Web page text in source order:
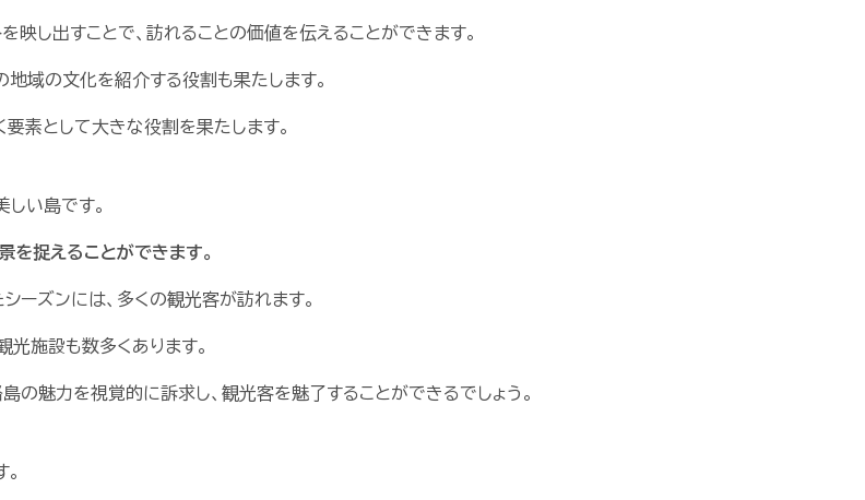
し出すことで、訪れることの価値を伝えることができます。
域の文化を紹介する役割も果たします。
素として大きな役割を果たします。
い島です。
捉えることができます。
ーズンには、多くの観光客が訪れます。
光施設も数多くあります。
の魅力を視覚的に訴求し、観光客を魅了することができるでしょう。